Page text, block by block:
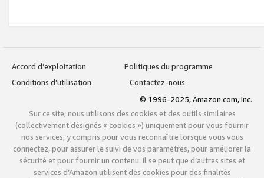
Accord d’exploitation
Politiques du programme
Conditions d’utilisation
Contactez-nous
© 1996-2025, Amazon.com, Inc.
Sur ce site, nous utilisons des cookies et des outils similaires
(collectivement désignés « cookies ») uniquement pour vous fournir
nos services, y compris pour vous reconnaître lorsque vous vous
connectez, pour assurer le suivi de vos paramètres, pour améliorer la
sécurité et pour fournir un contenu. Il se peut que d’autres sites et
services d’Amazon utilisent des cookies pour des finalités